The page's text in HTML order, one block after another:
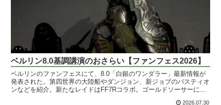
ベルリン8.0基調講演のおさらい【ファンフェス2026】
ベルリンのファンフェスにて、8.0「白銀のワンダラー」最新情報が
発表された。第四世界の大陸船やダンジョン、新ジョブのバスティオ
ンなどを紹介。新たなレイドはFF7Rコラボ。ゴールドソーサーにタ
2026.07.30